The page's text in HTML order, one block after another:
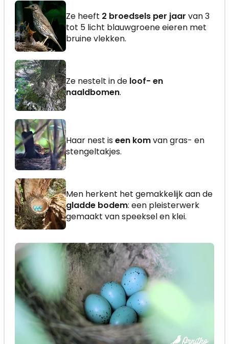
Ze heeft 2 broedsels per jaar van 3
tot 5 licht blauwgroene eieren met
bruine vlekken.
Ze nestelt in de loof- en
naaldbomen.
Haar nest iseen komvan gras- en
stengeltakjes.
Men herkent het gemakkelijk aan de
gladde bodem: een pleisterwerk
gemaakt van speeksel en klei.